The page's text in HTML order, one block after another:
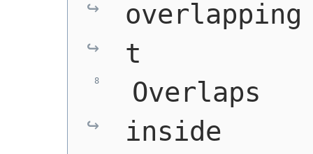
t
Overlaps
inside